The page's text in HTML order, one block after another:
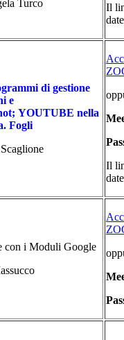
Turco
Il
date
di gestione
e
YOUTUBE nella
Fogli
Il
date
con i Moduli Google